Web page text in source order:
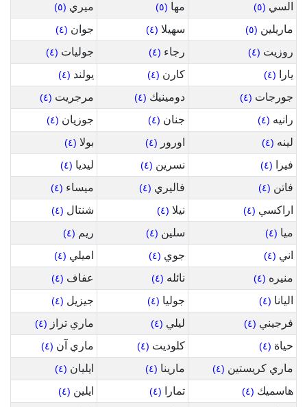
السي (٥) مها (٥) ميري (٥)
ماريلين (٥) سهيلا (٤) جوان (٤)
روزيت (٤) رجاء (٤) جوليات (٤)
يارا (٤) كارن (٤) يولند (٤)
جورجات (٤) دومينيك (٤) مرجريت (٤)
رانيه (٤) جنان (٤) جوزيان (٤)
لينه (٤) اورور (٤) بولا (٤)
فيرا (٤) نسرين (٤) ليديا (٤)
فاتن (٤) فاليري (٤) ميساء (٤)
اراكسي (٤) نيلا (٤) شنتال (٤)
ميا (٤) سلين (٤) ريم (٤)
اني (٤) جوي (٤) اميلي (٤)
منيره (٤) نائله (٤) عفاف (٤)
اليانا (٤) جوليا (٤) جيزيل (٤)
فرجيني (٤) ليلي (٤) ماري تراز (٤)
حياة (٤) كلوديت (٤) ماري آن (٤)
ماري كريستين (٤) مارينا (٤) ايليان (٤)
هاسميك (٤) تمارا (٤) ايلين (٤)